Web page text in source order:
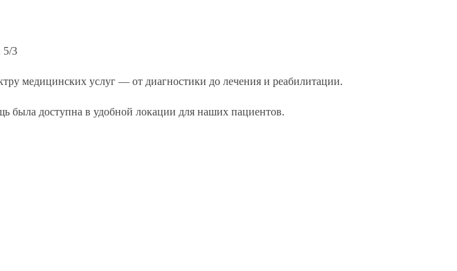
5/3
медицинских услуг — от диагностики до лечения и реабилитации.
была доступна в удобной локации для наших пациентов.